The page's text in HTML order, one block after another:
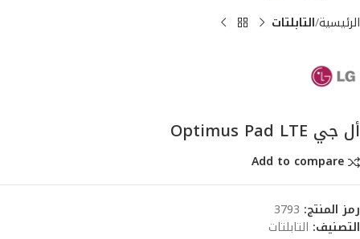
الرئيسية التابلتات
أل جي Optimus Pad LTE
Add to compare
رمز المنتج: 3793
التصنيف: التابلتات